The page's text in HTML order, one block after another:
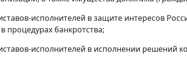
исполнителей в защите интересов
процедурах банкротства;
исполнителей в исполнении решений